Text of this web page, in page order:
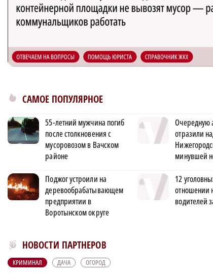
САМОЕ ПОПУЛЯРНОЕ
55-летний мужчина погиб
после столкновения с
мусоровозом в Вачском
районе
Очередную
отразили
минувшей
Поджог устроили на
деревообрабатывающем
предприятии в
Воротынском округе
12
отношении
водителей
НОВОСТИ ПАРТНЕРОВ
Новости МирТесен
КРИМИНАЛ ДАЧА ОГОРОД